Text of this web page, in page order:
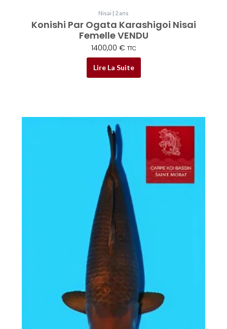
Nisai | 2 ans
Konishi Par Ogata Karashigoi Nisai
Femelle VENDU
1400,00 € TTC
Lire La Suite